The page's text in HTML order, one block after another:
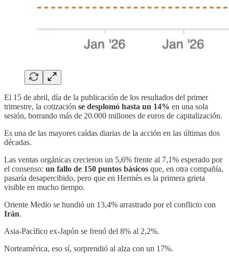
El 15 de abril, día de la publicación de los resultados del primer
trimestre, la cotización se desplomó hasta un 14% en una sola
sesión, borrando más de 20.000 millones de euros de capitalización.
Es una de las mayores caídas diarias de la acción en las últimas dos
décadas.
Las ventas orgánicas crecieron un 5,6% frente al 7,1% esperado por
el consenso: un fallo de 150 puntos básicos que, en otra compañía,
pasaría desapercibido, pero que en Hermès es la primera grieta
visible en mucho tiempo.
Oriente Medio se hundió un 13,4% arrastrado por el conflicto con
Irán.
Asia-Pacífico ex-Japón se frenó del 8% al 2,2%.
Norteamérica, eso sí, sorprendió al alza con un 17%.